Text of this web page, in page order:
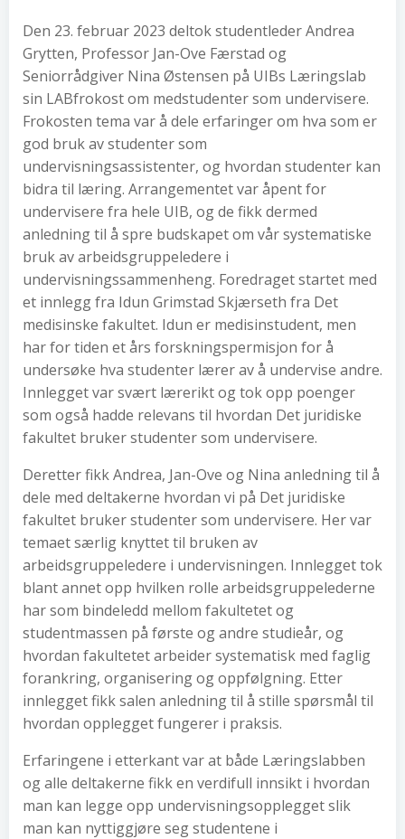
Den 23. februar 2023 deltok studentleder Andrea
Grytten, Professor Jan-Ove Færstad og
Seniorrådgiver Nina Østensen på UIBs Læringslab
sin LABfrokost om medstudenter som undervisere.
Frokosten tema var å dele erfaringer om hva som er
god bruk av studenter som
undervisningsassistenter, og hvordan studenter kan
bidra til læring. Arrangementet var åpent for
undervisere fra hele UIB, og de fikk dermed
anledning til å spre budskapet om vår systematiske
bruk av arbeidsgruppeledere i
undervisningssammenheng. Foredraget startet med
et innlegg fra Idun Grimstad Skjærseth fra Det
medisinske fakultet. Idun er medisinstudent, men
har for tiden et års forskningspermisjon for å
undersøke hva studenter lærer av å undervise andre.
Innlegget var svært lærerikt og tok opp poenger
som også hadde relevans til hvordan Det juridiske
fakultet bruker studenter som undervisere.
Deretter fikk Andrea, Jan-Ove og Nina anledning til å
dele med deltakerne hvordan vi på Det juridiske
fakultet bruker studenter som undervisere. Her var
temaet særlig knyttet til bruken av
arbeidsgruppeledere i undervisningen. Innlegget tok
blant annet opp hvilken rolle arbeidsgruppelederne
har som bindeledd mellom fakultetet og
studentmassen på første og andre studieår, og
hvordan fakultetet arbeider systematisk med faglig
forankring, organisering og oppfølgning. Etter
innlegget fikk salen anledning til å stille spørsmål til
hvordan opplegget fungerer i praksis.
Erfaringene i etterkant var at både Læringslabben
og alle deltakerne fikk en verdifull innsikt i hvordan
man kan legge opp undervisningsopplegget slik
man kan nyttiggjøre seg studentene i